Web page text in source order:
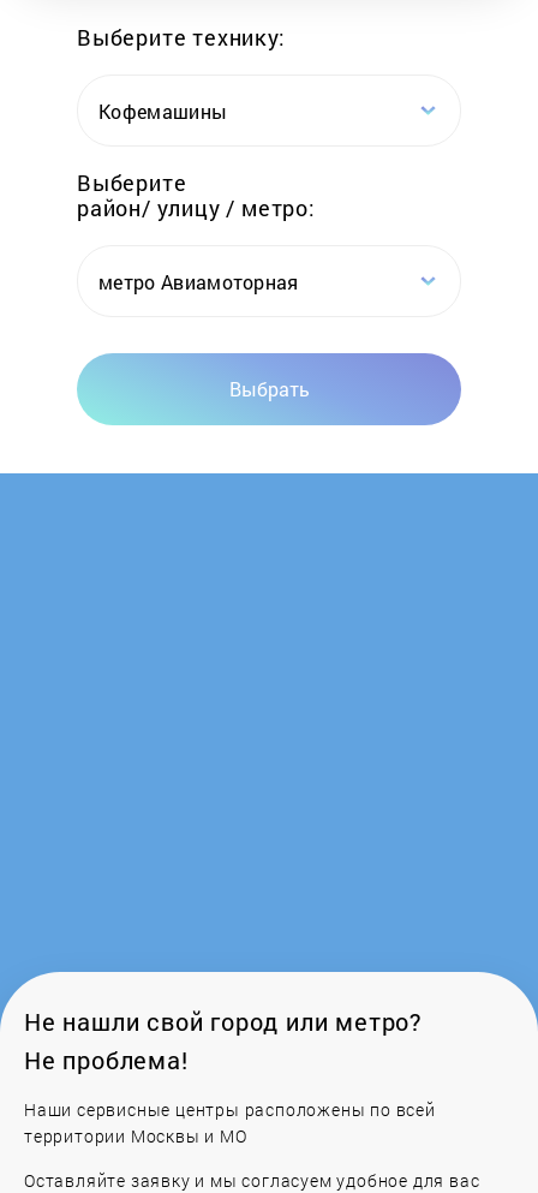
Emtas
Erdo
Esbit
Euronord
Gejzer
Выберите технику:
Кофемашины
Выберите
район/ улицу / метро:
метро Авиамоторная
Выбрать
Не нашли свой город или метро?
Не проблема!
Наши сервисные центры расположены по всей
территории Москвы и МО
Оставляйте заявку и мы согласуем удобное для вас